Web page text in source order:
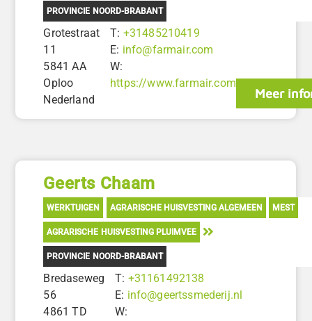
PROVINCIE NOORD-BRABANT
Grotestraat
11
5841 AA
Oploo
Nederland
T: +31485210419
E: info@farmair.com
W:
https://www.farmair.com
Meer
Geerts Chaam
WERKTUIGEN AGRARISCHE HUISVESTING ALGEMEEN MEST
AGRARISCHE HUISVESTING PLUIMVEE
PROVINCIE NOORD-BRABANT
Bredaseweg
56
4861 TD
T: +31161492138
E: info@geertssmederij.nl
W: